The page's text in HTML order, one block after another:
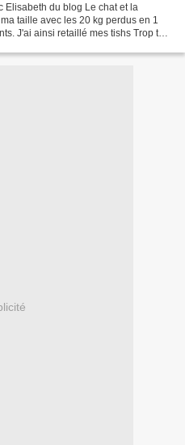
Elisabeth du blog Le chat et la
taille avec les 20 kg perdus en 1
J'ai ainsi retaillé mes tishs Trop top.